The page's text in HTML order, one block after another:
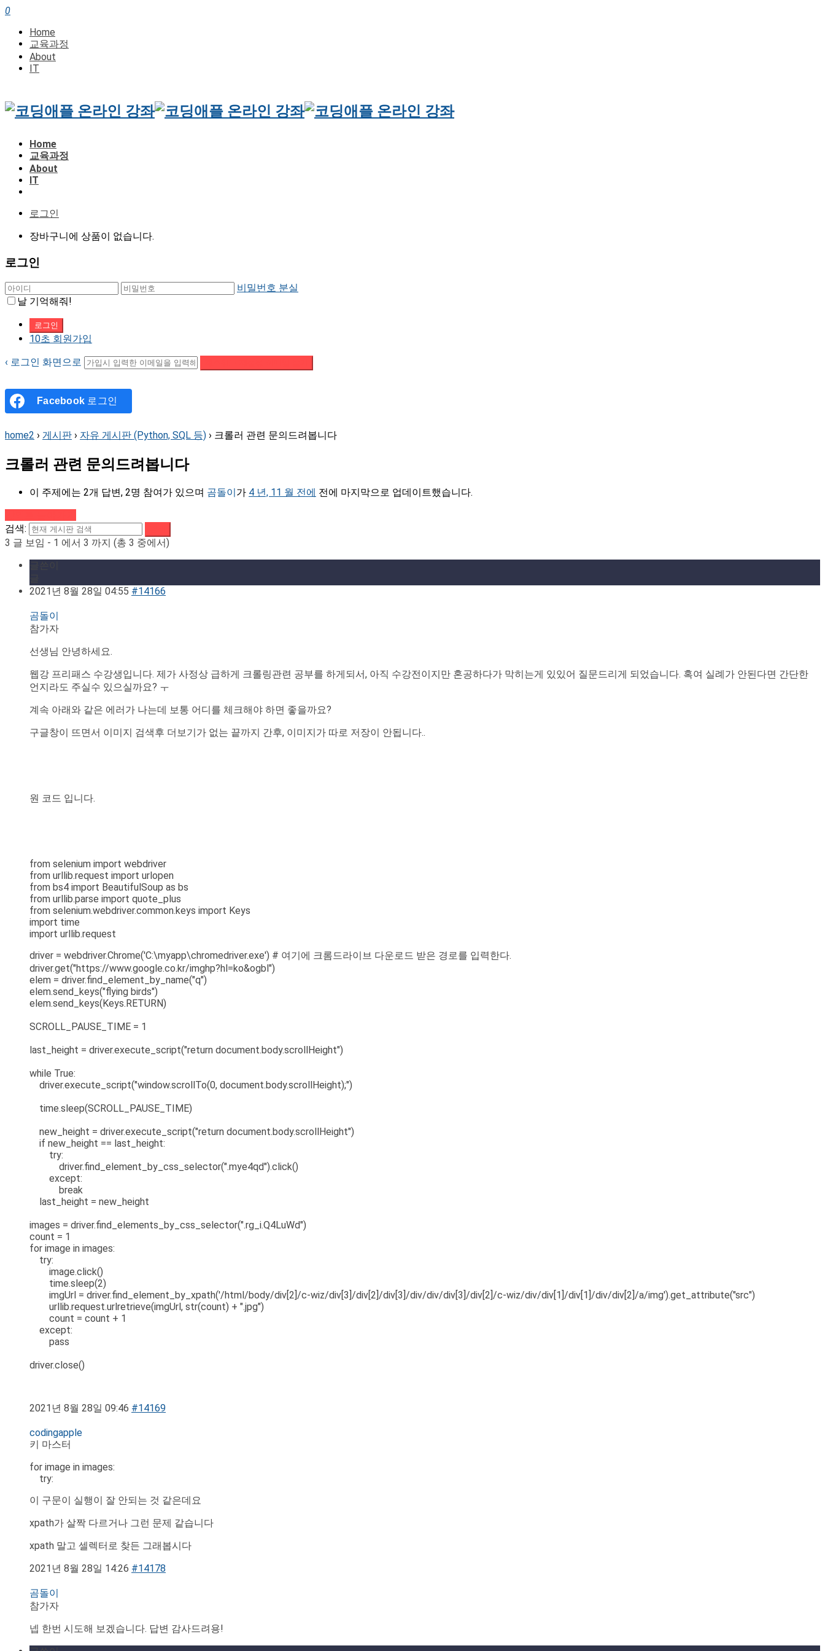
0
Home
교육과정
About
IT
Home
교육과정
About
IT
로그인
장바구니에 상품이 없습니다.
로그인
비밀번호 분실
날 기억해줘!
10초 회원가입
‹ 로그인 화면으로
Facebook 로그인
home2 › 게시판 › 자유 게시판 (Python, SQL 등) › 크롤러 관련 문의드려봅니다
크롤러 관련 문의드려봅니다
이 주제에는 2개 답변, 2명 참여가 있으며 곰돌이가 4 년, 11 월 전에 전에 마지막으로 업데이트했습니다.
검색:
3 글 보임 - 1 에서 3 까지 (총 3 중에서)
2021년 8월 28일 04:55 #14166
곰돌이
참가자
선생님 안녕하세요.
웹강 프리패스 수강생입니다. 제가 사정상 급하게 크롤링관련 공부를 하게되서, 아직 수강전이지만 혼공하다가 막히는게 있있어 질문드리게 되었습니다. 혹여 실례가 안된다면 간단한
언지라도 주실수 있으실까요? ㅜ
계속 아래와 같은 에러가 나는데 보통 어디를 체크해야 하면 좋을까요?
구글창이 뜨면서 이미지 검색후 더보기가 없는 끝까지 간후, 이미지가 따로 저장이 안됩니다..
원 코드 입니다.
from selenium import webdriver
from urllib.request import urlopen
from bs4 import BeautifulSoup as bs
from urllib.parse import quote_plus
from selenium.webdriver.common.keys import Keys
import time
import urllib.request
driver = webdriver.Chrome('C:\myapp\chromedriver.exe') # 여기에 크롬드라이브 다운로드 받은 경로를 입력한다.
driver.get("https://www.google.co.kr/imghp?hl=ko&ogbl")
elem = driver.find_element_by_name("q")
elem.send_keys("flying birds")
elem.send_keys(Keys.RETURN)
SCROLL_PAUSE_TIME = 1
last_height = driver.execute_script("return document.body.scrollHeight")
while True:
driver.execute_script("window.scrollTo(0, document.body.scrollHeight);")
time.sleep(SCROLL_PAUSE_TIME)
new_height = driver.execute_script("return document.body.scrollHeight")
if new_height == last_height:
try:
driver.find_element_by_css_selector(".mye4qd").click()
except:
break
last_height = new_height
images = driver.find_elements_by_css_selector(".rg_i.Q4LuWd")
count = 1
for image in images:
try:
image.click()
time.sleep(2)
imgUrl = driver.find_element_by_xpath('/html/body/div[2]/c-wiz/div[3]/div[2]/div[3]/div/div/div[3]/div[2]/c-wiz/div/div[1]/div[1]/div/div[2]/a/img').get_attribute("src")
urllib.request.urlretrieve(imgUrl, str(count) + ".jpg")
count = count + 1
except:
pass
driver.close()
2021년 8월 28일 09:46 #14169
codingapple
키 마스터
for image in images:
try:
이 구문이 실행이 잘 안되는 것 같은데요
xpath가 살짝 다르거나 그런 문제 같습니다
xpath 말고 셀렉터로 찾든 그래봅시다
2021년 8월 28일 14:26 #14178
곰돌이
참가자
넵 한번 시도해 보겠습니다. 답변 감사드려용!